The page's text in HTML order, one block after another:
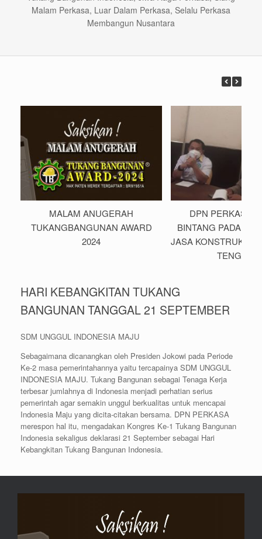
Malam Perkasa, Luar Dalam Perkasa, Selalu Perkasa
Membangun Nusantara
MALAM ANUGERAH
TUKANGBANGUNAN AWARD
2024
DPN PERKASA
BINTANG PADA
JASA KONSTRUKSI
HARI KEBANGKITAN TUKANG
BANGUNAN TANGGAL 21 SEPTEMBER
SDM UNGGUL INDONESIA MAJU
Sebagaimana dicanangkan oleh Presiden Jokowi pada Periode
Ke-2 masa pemerintahannya yaitu tercapainya SDM UNGGUL
INDONESIA MAJU. Tukang Bangunan sebagai Tenaga Kerja
terbesar jumlahnya di Indonesia menjadi perhatian serius
pemerintah agar semakin unggul berkualitas untuk mencapai
Indonesia Maju yang dicita-citakan bersama. DPN PERKASA
merespon hal itu, mengadakan Kongres Ke-1 Tukang Bangunan
Indonesia sekaligus deklarasi 21 September sebagai Hari
Kebangkitan Tukang Bangunan Indonesia.